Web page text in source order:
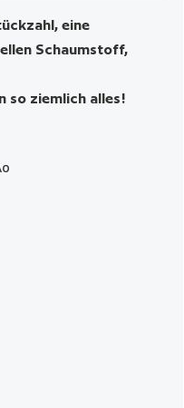
eine
Schaumstoff,
so ziemlich alles!